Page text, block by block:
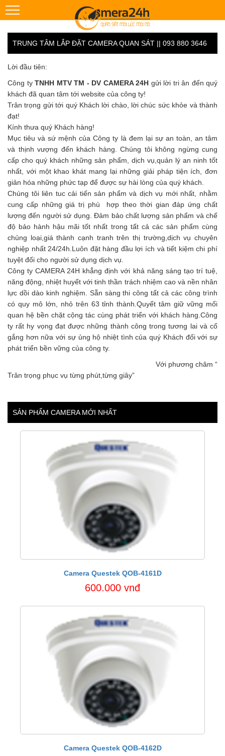
TRUNG TÂM LẮP ĐẶT CAMERA QUAN SÁT || 093 880 3646
Lời đầu tiên:
Công ty TNHH MTV TM - DV CAMERA 24H gửi lời tri ân đến quý
khách đã quan tâm tới website của công ty!
Trân trọng gửi tới quý Khách lời chào, lời chúc sức khỏe và thành
đạt!
Kính thưa quý Khách hàng!
Mục tiêu và sứ mệnh của Công ty là đem lại sự an toàn, an tâm
và thịnh vượng đến khách hàng. Chúng tôi không ngừng cung
cấp cho quý khách những sản phẩm, dịch vụ,quản lý an ninh tốt
nhất, với một khao khát mang lại những giải pháp tiện ích, đơn
giản hóa những phức tạp để được sự hài lòng của quý khách.
Chúng tôi liên tuc cải tiến sản phẩm và dịch vụ mới nhất, nhằm
cung cấp những giá trị phù hợp theo thời gian đáp ứng chất
lượng đến người sử dụng. Đảm bảo chất lượng sản phẩm và chế
độ bảo hành hậu mãi tốt nhất trong tất cả các sản phẩm cùng
chủng loại,giá thành cạnh tranh trên thị trường,dịch vụ chuyên
nghiệp nhất 24/24h.Luôn đặt hàng đầu lợi ích và tiết kiệm chi phí
tuyệt đối cho người sử dụng dịch vụ.
Công ty CAMERA 24H khẳng định với khả năng sáng tạo trí tuệ,
năng động, nhiệt huyết với tinh thần trách nhiệm cao và nền nhân
lực dồi dào kinh nghiệm. Sẵn sàng thi công tất cả các công trình
có quy mô lớn, nhỏ trên 63 tỉnh thành.Quyết tâm giữ vững mối
quan hệ bền chặt cộng tác cùng phát triển với khách hàng.Công
ty rất hy vọng đạt được những thành công trong tương lai và cố
gắng hơn nữa với sự ủng hộ nhiệt tình của quý Khách đối với sự
phát triển bền vững của công ty.
Với phương châm “
Trân trọng phục vụ từng phút,từng giây”
SẢN PHẨM CAMERA MỚI NHẤT
Camera Questek QOB-4161D
600.000 vnđ
Camera Questek QOB-4162D